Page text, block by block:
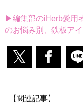
▶編集部のiHerb愛用
のお悩み別、鉄板ア
【関連記事】